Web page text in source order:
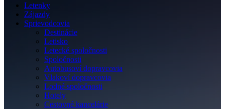
Letenky
Zájazdy
Sprievodcovia
Destinácie
Letisko
Letecké spoločnosti
Spoločnosti
Autobusoví dopravcovia
Vlakoví dopravcovia
Lodné spoločnosti
Hotely
Cestovné kancelárie